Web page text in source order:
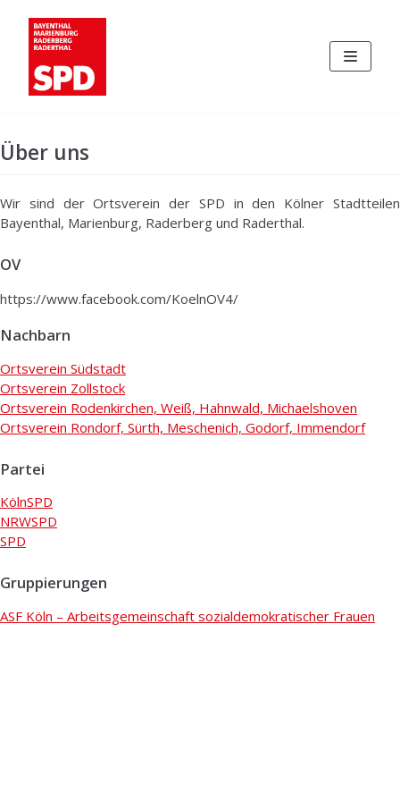
Zum
Inhalt
Über uns
Wir sind der Ortsverein der SPD in den Kölner Stadtteilen
Bayenthal, Marienburg, Raderberg und Raderthal.
OV
https://www.facebook.com/KoelnOV4/
Nachbarn
Ortsverein Südstadt
Ortsverein Zollstock
Ortsverein Rodenkirchen, Weiß, Hahnwald, Michaelshoven
Ortsverein Rondorf, Sürth, Meschenich, Godorf, Immendorf
Partei
KölnSPD
NRWSPD
SPD
Gruppierungen
ASF Köln – Arbeitsgemeinschaft sozialdemokratischer Frauen